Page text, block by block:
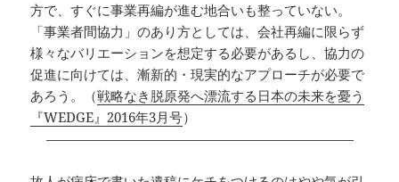
方で、すぐに事業再編が進む地合いも整っていない。
「事業者間協力」のあり方としては、会社再編に限らず
様々なバリエーションを想定する必要があるし、協力の
促進に向けては、漸新的・現実的なアプローチが必要で
あろう。（戦略なき脱原発へ漂流する日本の未来を憂う
『WEDGE』2016年3月号）
———————————————————————